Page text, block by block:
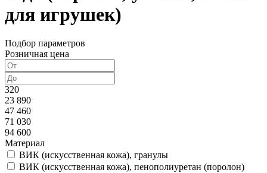
для игрушек)
Подбор параметров
Розничная цена
320
23 890
47 460
71 030
94 600
Материал
ВИК (искусственная кожа), гранулы
ВИК (искусственная кожа), пенополиуретан (поролон)